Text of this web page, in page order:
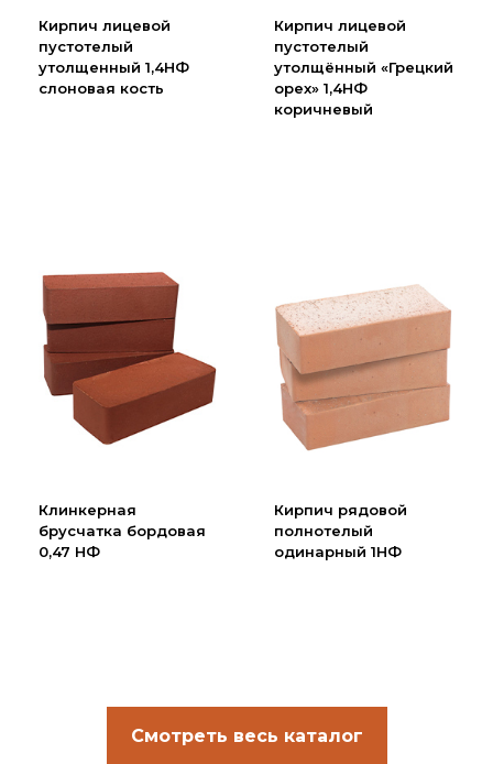
Личный кабинет
Корзина
Кирпич лицевой
пустотелый
утолщенный 1,4НФ
слоновая кость
Кирпич лицевой
пустотелый
утолщённый «Грецкий
орех» 1,4НФ
коричневый
Клинкерная
брусчатка бордовая
0,47 НФ
Кирпич рядовой
полнотелый
одинарный 1НФ
Смотреть весь каталог